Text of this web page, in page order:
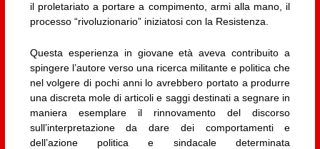
il proletariato a portare a compimento, armi alla mano, il
processo “rivoluzionario” iniziatosi con la Resistenza.
Questa esperienza in giovane età aveva contribuito a
spingere l’autore verso una ricerca militante e politica che
nel volgere di pochi anni lo avrebbero portato a produrre
una discreta mole di articoli e saggi destinati a segnare in
maniera esemplare il rinnovamento del discorso
sull’interpretazione da dare dei comportamenti e
dell’azione politica e sindacale determinata